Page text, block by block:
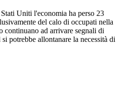
Uniti l'economia ha perso 23
del calo di occupati nella
continuano ad arrivare segnali di
potrebbe allontanare la necessità di